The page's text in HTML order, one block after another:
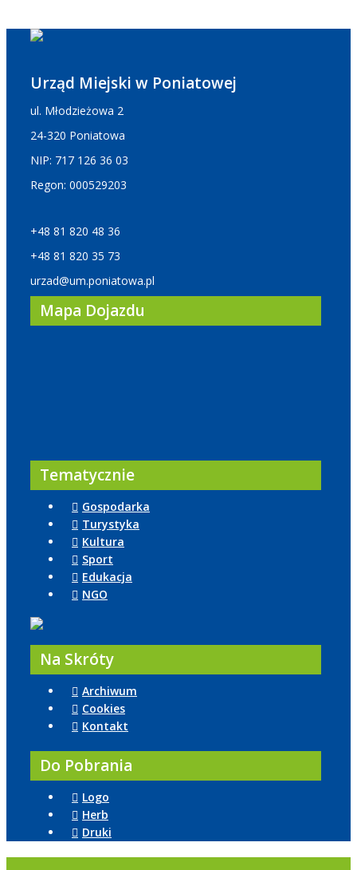
Urząd Miejski w Poniatowej
ul. Młodzieżowa 2
24-320 Poniatowa
NIP: 717 126 36 03
Regon: 000529203
+48 81 820 48 36
+48 81 820 35 73
urzad@um.poniatowa.pl
Mapa Dojazdu
Tematycznie
Gospodarka
Turystyka
Kultura
Sport
Edukacja
NGO
Na Skróty
Archiwum
Cookies
Kontakt
Do Pobrania
Logo
Herb
Druki